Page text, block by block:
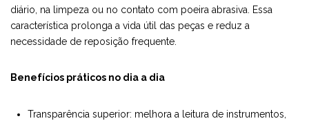
diário, na limpeza ou no contato com poeira abrasiva. Essa
característica prolonga a vida útil das peças e reduz a
necessidade de reposição frequente.
Benefícios práticos no dia a dia
Transparência superior: melhora a leitura de instrumentos,